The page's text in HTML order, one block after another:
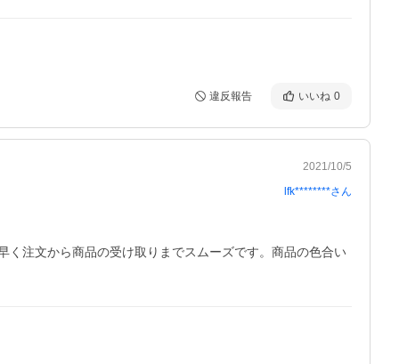
違反報告 いいね 0
2021/10/5
lfk********さん
注文から商品の受け取りまでスムーズです。商品の色合い